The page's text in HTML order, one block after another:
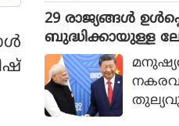
രും.
29 രാജ്യങ്ങള്‍
ബുദ്ധിക്കായുള്ള
രംഭിച്ച് ചൈന;